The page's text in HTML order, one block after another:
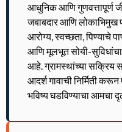
आधुनिक आणि गुणवत्तापूर्ण
जबाबदार आणि लोकाभिमुख
आरोग्य, स्वच्छता, पिण्याचे
आणि मूलभूत सोयी-
आहे. ग्रामस्थांच्या सक्रिय
आदर्श गावाची निर्मिती
भविष्य घडविण्याचा आमचा